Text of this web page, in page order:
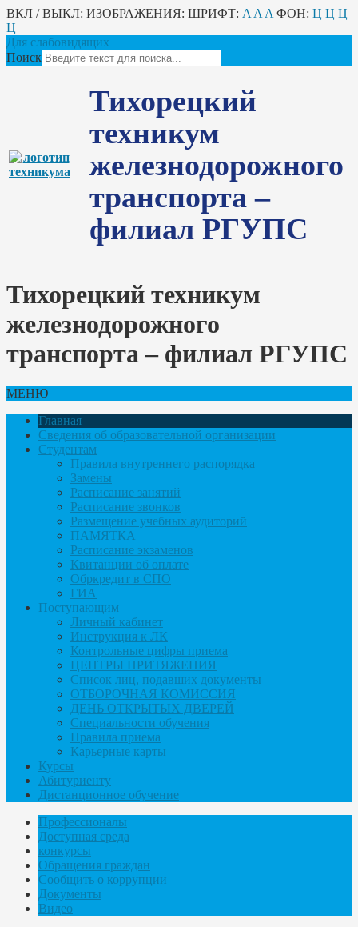
ВКЛ / ВЫКЛ: ИЗОБРАЖЕНИЯ: ШРИФТ: A A A ФОН: Ц Ц Ц
Ц
Для слабовидящих
Поиск
Тихорецкий
техникум
железнодорожного
транспорта –
филиал РГУПС
Тихорецкий техникум
железнодорожного
транспорта – филиал РГУПС
МЕНЮ
Главная
Сведения об образовательной организации
Студентам
Правила внутреннего распорядка
Замены
Расписание занятий
Расписание звонков
Размещение учебных аудиторий
ПАМЯТКА
Расписание экзаменов
Квитанции об оплате
Обркредит в СПО
ГИА
Поступающим
Личный кабинет
Инструкция к ЛК
Контрольные цифры приема
ЦЕНТРЫ ПРИТЯЖЕНИЯ
Список лиц, подавших документы
ОТБОРОЧНАЯ КОМИССИЯ
ДЕНЬ ОТКРЫТЫХ ДВЕРЕЙ
Специальности обучения
Правила приема
Карьерные карты
Курсы
Абитуриенту
Дистанционное обучение
Профессионалы
Доступная среда
конкурсы
Обращения граждан
Сообщить о коррупции
Документы
Видео